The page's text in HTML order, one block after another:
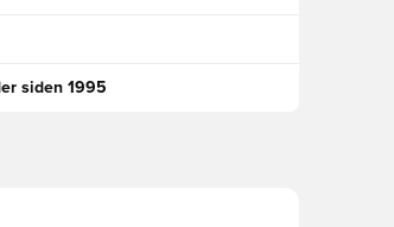
siden 1995